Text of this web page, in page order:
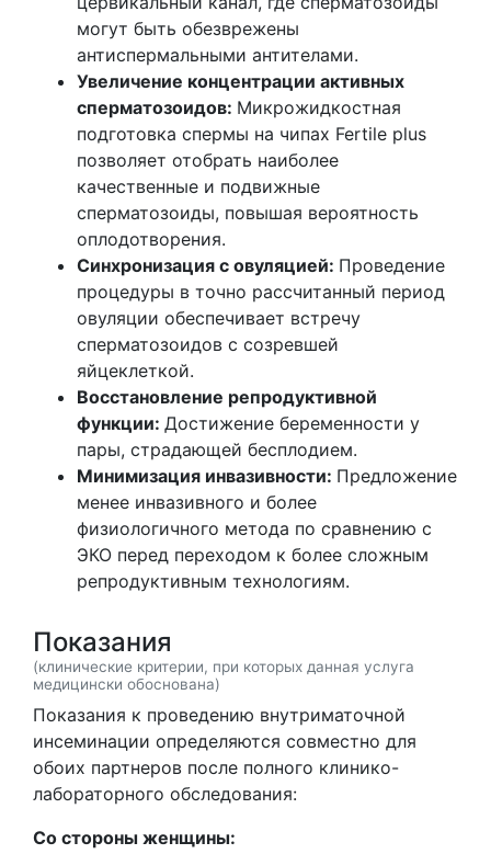
могут быть обезврежены
антиспермальными антителами.
Увеличение концентрации активных
сперматозоидов: Микрожидкостная
подготовка спермы на чипах Fertile plus
позволяет отобрать наиболее
качественные и подвижные
сперматозоиды, повышая вероятность
оплодотворения.
Синхронизация с овуляцией: Проведение
процедуры в точно рассчитанный период
овуляции обеспечивает встречу
сперматозоидов с созревшей
яйцеклеткой.
Восстановление репродуктивной
функции: Достижение беременности у
пары, страдающей бесплодием.
Минимизация инвазивности: Предложение
менее инвазивного и более
физиологичного метода по сравнению с
ЭКО перед переходом к более сложным
репродуктивным технологиям.
Показания
(клинические критерии, при которых данная услуга
медицински обоснована)
Показания к проведению внутриматочной
инсеминации определяются совместно для
обоих партнеров после полного клинико-
лабораторного обследования:
Со стороны женщины: